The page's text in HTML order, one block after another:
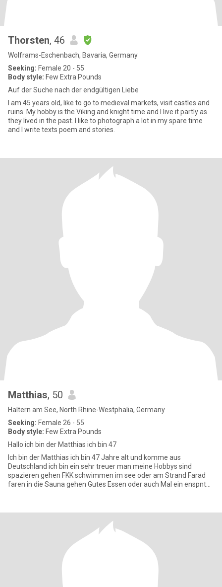
Thorsten, 46
Wolframs-Eschenbach, Bavaria, Germany
Seeking: Female 20 - 55
Body style: Few Extra Pounds
Auf der Suche nach der endgültigen Liebe
I am 45 years old, like to go to medieval markets, visit castles and
ruins. My hobby is the Viking and knight time and I live it partly as
they lived in the past. I like to photograph a lot in my spare time
and I write texts poem and stories.
Matthias, 50
Haltern am See, North Rhine-Westphalia, Germany
Seeking: Female 26 - 55
Body style: Few Extra Pounds
Hallo ich bin der Matthias ich bin 47
Ich bin der Matthias ich bin 47 Jahre alt und komme aus
Deutschland ich bin ein sehr treuer man meine Hobbys sind
spazieren gehen FKK schwimmen im see oder am Strand Farad
faren in die Sauna gehen Gutes Essen oder auch Mal ein enspnten